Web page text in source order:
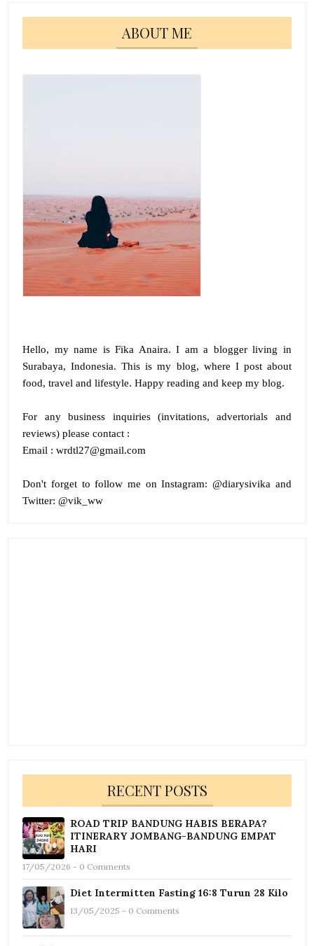
ABOUT ME
Hello, my name isFika Anaira. I am a blogger living in
Surabaya, Indonesia. This is my blog, where I post about
food, travel and lifestyle. Happy reading and keep my blog.
For any business inquiries (invitations, advertorials and
reviews) please contact :
Email : wrdtl27@gmail.com
Don't forget to follow me onInstagram: @diarysivika and
Twitter: @vik_ww
RECENT POSTS
ROAD TRIP BANDUNG HABIS BERAPA?
ITINERARY JOMBANG-BANDUNG EMPAT
HARI
17/05/2026 - 0 Comments
Diet Intermitten Fasting 16:8 Turun 28 Kilo
13/05/2025 - 0 Comments